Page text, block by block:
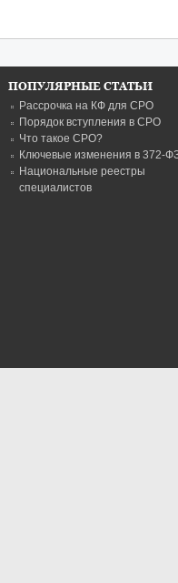
ПОПУЛЯРНЫЕ СТАТЬИ
Рассрочка на КФ для СРО
Порядок вступления в СРО
Что такое СРО?
Ключевые изменения в 372-
Национальные реестры
специалистов